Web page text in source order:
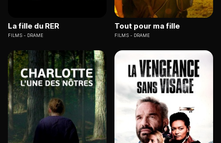
La fille du RER
FILMS DRAME
Tout pour ma fille
FILMS DRAME